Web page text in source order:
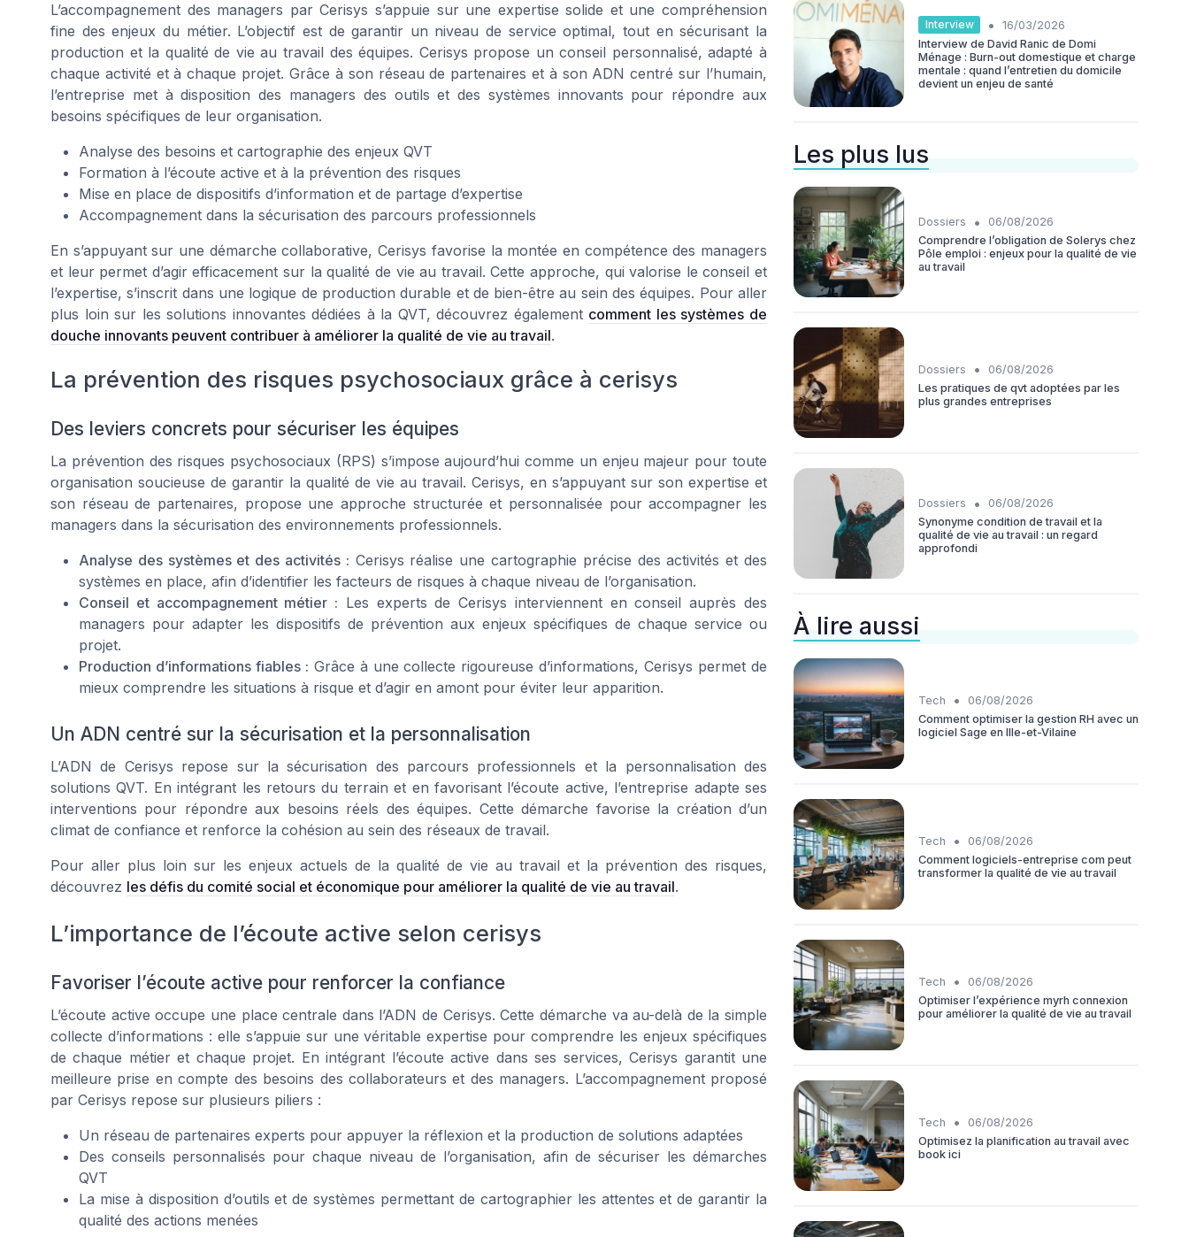
L’accompagnement des managers par Cerisys s’appuie sur une expertise solide et une compréhension
fine des enjeux du métier. L’objectif est de garantir un niveau de service optimal, tout en sécurisant la
production et la qualité de vie au travail des équipes. Cerisys propose un conseil personnalisé, adapté à
chaque activité et à chaque projet. Grâce à son réseau de partenaires et à son ADN centré sur l’humain,
l’entreprise met à disposition des managers des outils et des systèmes innovants pour répondre aux
besoins spécifiques de leur organisation.
Analyse des besoins et cartographie des enjeux QVT
Formation à l’écoute active et à la prévention des risques
Mise en place de dispositifs d’information et de partage d’expertise
Accompagnement dans la sécurisation des parcours professionnels
En s’appuyant sur une démarche collaborative, Cerisys favorise la montée en compétence des managers
et leur permet d’agir efficacement sur la qualité de vie au travail. Cette approche, qui valorise le conseil et
l’expertise, s’inscrit dans une logique de production durable et de bien-être au sein des équipes. Pour aller
plus loin sur les solutions innovantes dédiées à la QVT, découvrez également comment les systèmes de
douche innovants peuvent contribuer à améliorer la qualité de vie au travail.
La prévention des risques psychosociaux grâce à cerisys
Des leviers concrets pour sécuriser les équipes
La prévention des risques psychosociaux (RPS) s’impose aujourd’hui comme un enjeu majeur pour toute
organisation soucieuse de garantir la qualité de vie au travail. Cerisys, en s’appuyant sur son expertise et
son réseau de partenaires, propose une approche structurée et personnalisée pour accompagner les
managers dans la sécurisation des environnements professionnels.
Analyse des systèmes et des activités : Cerisys réalise une cartographie précise des activités et des
systèmes en place, afin d’identifier les facteurs de risques à chaque niveau de l’organisation.
Conseil et accompagnement métier : Les experts de Cerisys interviennent en conseil auprès des
managers pour adapter les dispositifs de prévention aux enjeux spécifiques de chaque service ou
projet.
Production d’informations fiables : Grâce à une collecte rigoureuse d’informations, Cerisys permet de
mieux comprendre les situations à risque et d’agir en amont pour éviter leur apparition.
Un ADN centré sur la sécurisation et la personnalisation
L’ADN de Cerisys repose sur la sécurisation des parcours professionnels et la personnalisation des
solutions QVT. En intégrant les retours du terrain et en favorisant l’écoute active, l’entreprise adapte ses
interventions pour répondre aux besoins réels des équipes. Cette démarche favorise la création d’un
climat de confiance et renforce la cohésion au sein des réseaux de travail.
Pour aller plus loin sur les enjeux actuels de la qualité de vie au travail et la prévention des risques,
découvrez les défis du comité social et économique pour améliorer la qualité de vie au travail.
L’importance de l’écoute active selon cerisys
Favoriser l’écoute active pour renforcer la confiance
L’écoute active occupe une place centrale dans l’ADN de Cerisys. Cette démarche va au-delà de la simple
collecte d’informations : elle s’appuie sur une véritable expertise pour comprendre les enjeux spécifiques
de chaque métier et chaque projet. En intégrant l’écoute active dans ses services, Cerisys garantit une
meilleure prise en compte des besoins des collaborateurs et des managers. L’accompagnement proposé
par Cerisys repose sur plusieurs piliers :
Un réseau de partenaires experts pour appuyer la réflexion et la production de solutions adaptées
Des conseils personnalisés pour chaque niveau de l’organisation, afin de sécuriser les démarches
QVT
La mise à disposition d’outils et de systèmes permettant de cartographier les attentes et de garantir la
qualité des actions menées
Interview •
16/03/2026
Interview de David Ranic de Domi
Ménage : Burn-out domestique et charge
mentale : quand l’entretien du domicile
devient un enjeu de santé
Les plus lus
Dossiers •
06/08/2026
Comprendre l’obligation de Solerys chez
Pôle emploi : enjeux pour la qualité de vie
au travail
Dossiers •
06/08/2026
Les pratiques de qvt adoptées par les
plus grandes entreprises
Dossiers •
06/08/2026
Synonyme condition de travail et la
qualité de vie au travail : un regard
approfondi
À lire aussi
Tech •
06/08/2026
Comment optimiser la gestion RH avec un
logiciel Sage en Ille-et-Vilaine
Tech •
06/08/2026
Comment logiciels-entreprise com peut
transformer la qualité de vie au travail
Tech •
06/08/2026
Optimiser l’expérience myrh connexion
pour améliorer la qualité de vie au travail
Tech •
06/08/2026
Optimisez la planification au travail avec
book ici